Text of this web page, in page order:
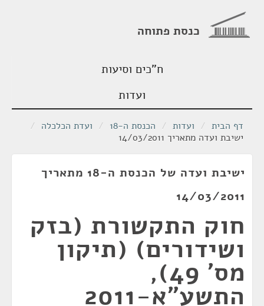
כנסת פתוחה
ח"כים וסיעות
ועדות
דף הבית / ועדות / הכנסת ה-18 / ועדת הכלכלה /
ישיבת ועדה מתאריך 14/03/2011
ישיבת ועדה של הכנסת ה-18 מתאריך
14/03/2011
חוק התקשורת (בזק
ושידורים) (תיקון
מס' 49),
התשע"א-2011